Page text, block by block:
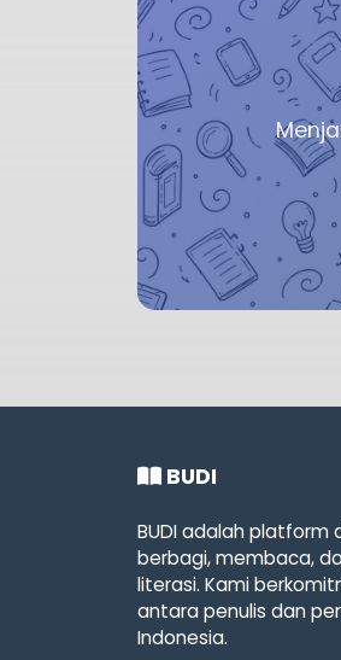
BUDI
BUDI adalah platform
berbagi, membaca,
literasi. Kami
antara penulis dan
Indonesia.